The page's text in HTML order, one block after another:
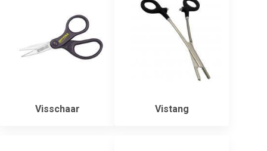
Visschaar Vistang